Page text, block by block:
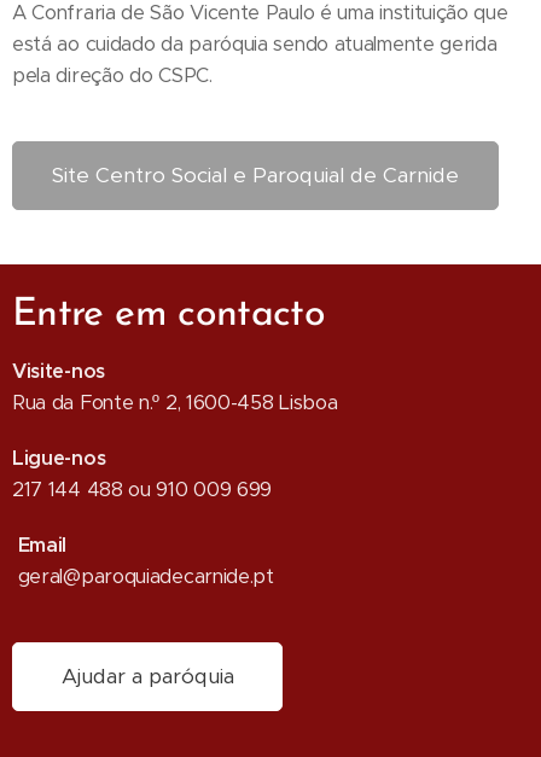
A Confraria de São Vicente Paulo é uma instituição que
está ao cuidado da paróquia sendo atualmente gerida
pela direção do CSPC.
Site Centro Social e Paroquial de Carnide
Entre em contacto
Visite-nos
Rua da Fonte n.º 2, 1600-458 Lisboa
Ligue-nos
217 144 488 ou 910 009 699
Email
geral@paroquiadecarnide.pt
Ajudar a paróquia